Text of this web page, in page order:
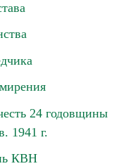
24 годовщины
1941 г.
КВН